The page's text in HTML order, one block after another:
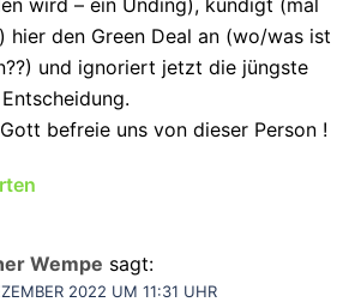
hier den Green Deal an (wo/was ist
und ignoriert jetzt die jüngste
befreie uns von dieser Person !
Wempe sagt:
2022 UM 11:31 UHR